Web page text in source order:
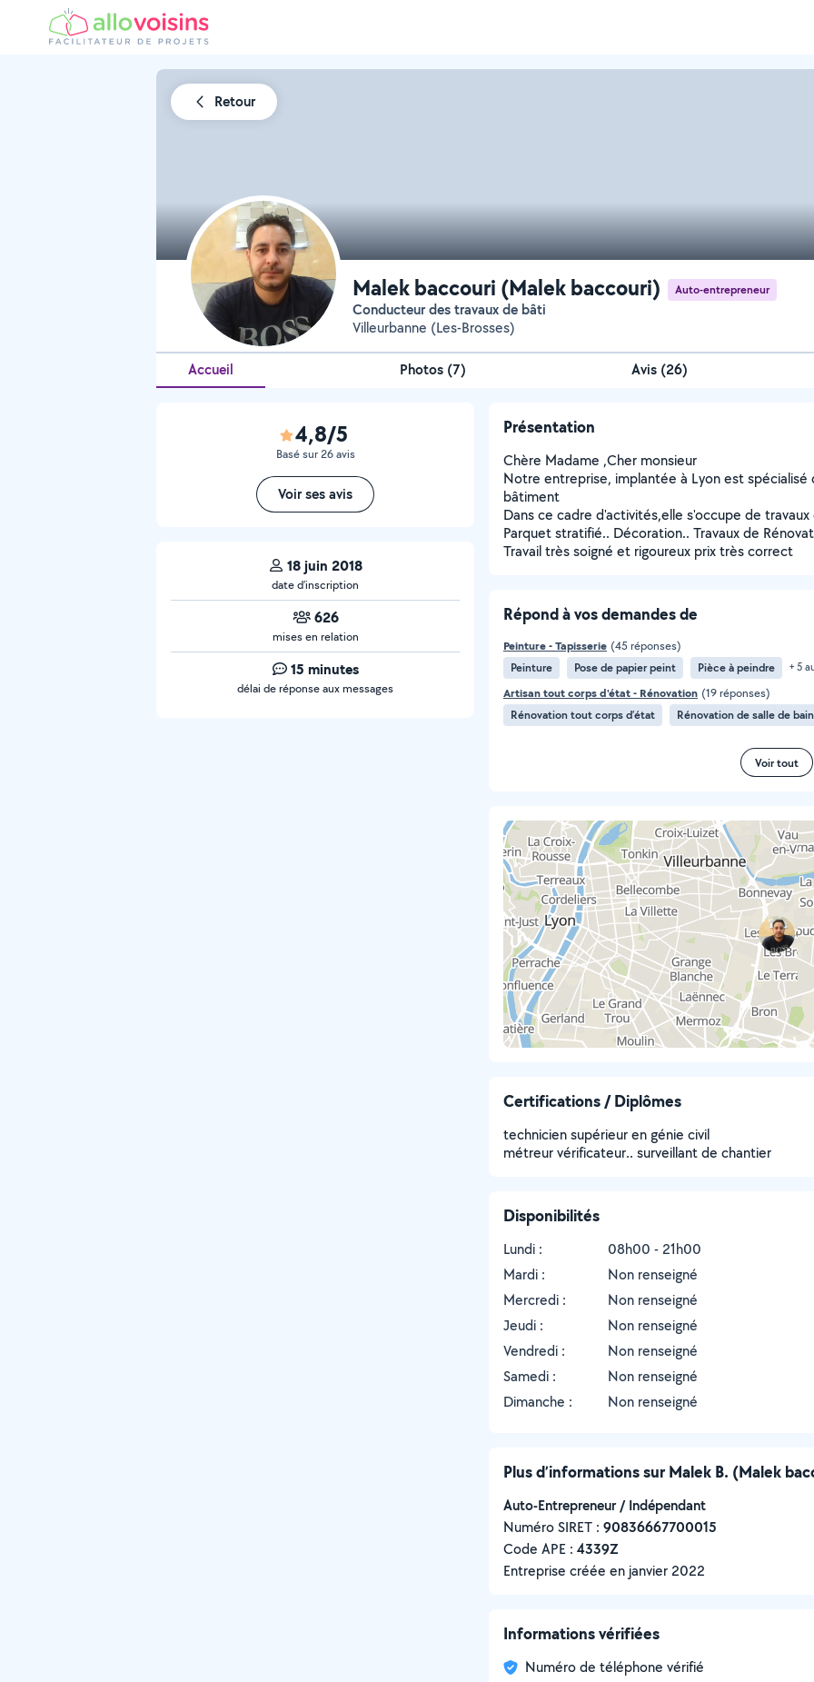
Retour
Malek baccouri (Malek baccouri) Auto-entrepreneur
Conducteur des travaux de bâti
Villeurbanne (Les-Brosses)
Accueil Photos (7) Avis (26)
4,8/5
Basé sur 26 avis
Voir ses avis
18 juin 2018
date d’inscription
626
mises en relation
15 minutes
délai de réponse aux messages
Présentation
Chère Madame ,Cher monsieur
Notre entreprise, implantée à Lyon est spécialisé
bâtiment
Dans ce cadre d'activités,elle s'occupe de
Parquet stratifié.. Décoration.. Travaux de
Travail très soigné et rigoureux prix très correct
Répond à vos demandes de
Peinture - Tapisserie (45 réponses)
Peinture
Pose de papier peint Pièce à peindre + 5
Artisan tout corps d'état - Rénovation (19 réponses)
Rénovation tout corps d’état
Rénovation de salle de
Voir tout
Certifications / Diplômes
technicien supérieur en génie civil
métreur vérificateur.. surveillant de chantier
Disponibilités
Lundi :
08h00 - 21h00
Mardi :
Non renseigné
Mercredi :
Non renseigné
Jeudi :
Non renseigné
Vendredi :
Non renseigné
Samedi :
Non renseigné
Dimanche :
Non renseigné
Plus d’informations sur Malek B. (Malek
Auto-Entrepreneur / Indépendant
Numéro SIRET : ‍90836667700015
Code APE : 4339Z
Entreprise créée en janvier 2022
Informations vérifiées
Numéro de téléphone vérifié